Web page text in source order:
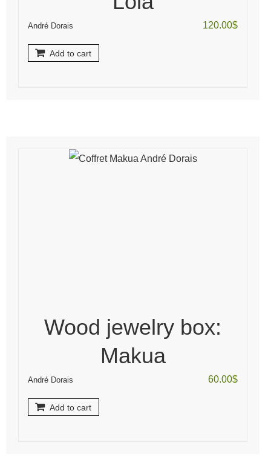
André Dorais 120.00$
Add to cart
Wood jewelry box:
Makua
André Dorais 60.00$
Add to cart